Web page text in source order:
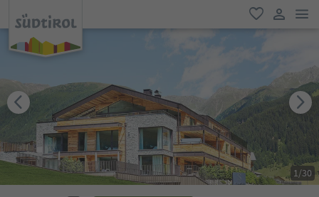
favoriti
user link
1/30